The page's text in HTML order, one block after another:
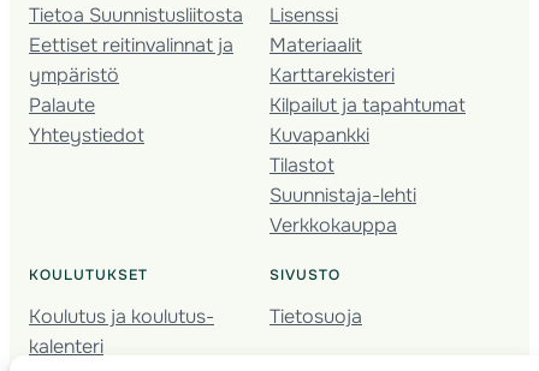
Tietoa Suunnistusliitosta
Eettiset reitinvalinnat ja
ympäristö
Palaute
Yhteystiedot
Lisenssi
Materiaalit
Karttarekisteri
Kilpailut ja tapahtumat
Kuvapankki
Tilastot
Suunnistaja-lehti
Verkkokauppa
KOULUTUKSET
Koulutus ja koulutus­
kalenteri
SIVUSTO
Tietosuoja